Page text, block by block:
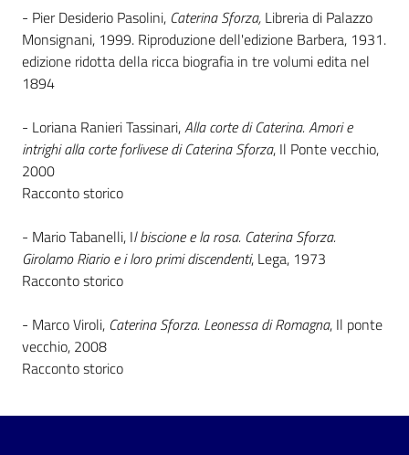
- Pier Desiderio Pasolini, Caterina Sforza, Libreria di Palazzo
Monsignani, 1999. Riproduzione dell'edizione Barbera, 1931.
edizione ridotta della ricca biografia in tre volumi edita nel
1894
- Loriana Ranieri Tassinari,Alla corte di Caterina. Amori e
intrighi alla corte forlivese di Caterina Sforza, Il Ponte vecchio,
2000
Racconto storico
- Mario Tabanelli, Il biscione e la rosa. Caterina Sforza.
Girolamo Riario e i loro primi discendenti, Lega, 1973
Racconto storico
- Marco Viroli, Caterina Sforza. Leonessa di Romagna, Il ponte
vecchio, 2008
Racconto storico